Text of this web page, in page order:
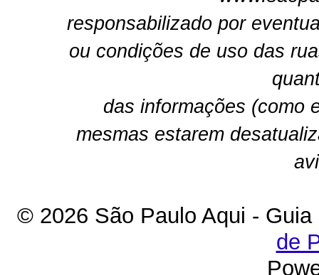
responsabilizado por
ou condições de uso das
das informações (como
mesmas estarem
© 2026 São Paulo Aqui -
de